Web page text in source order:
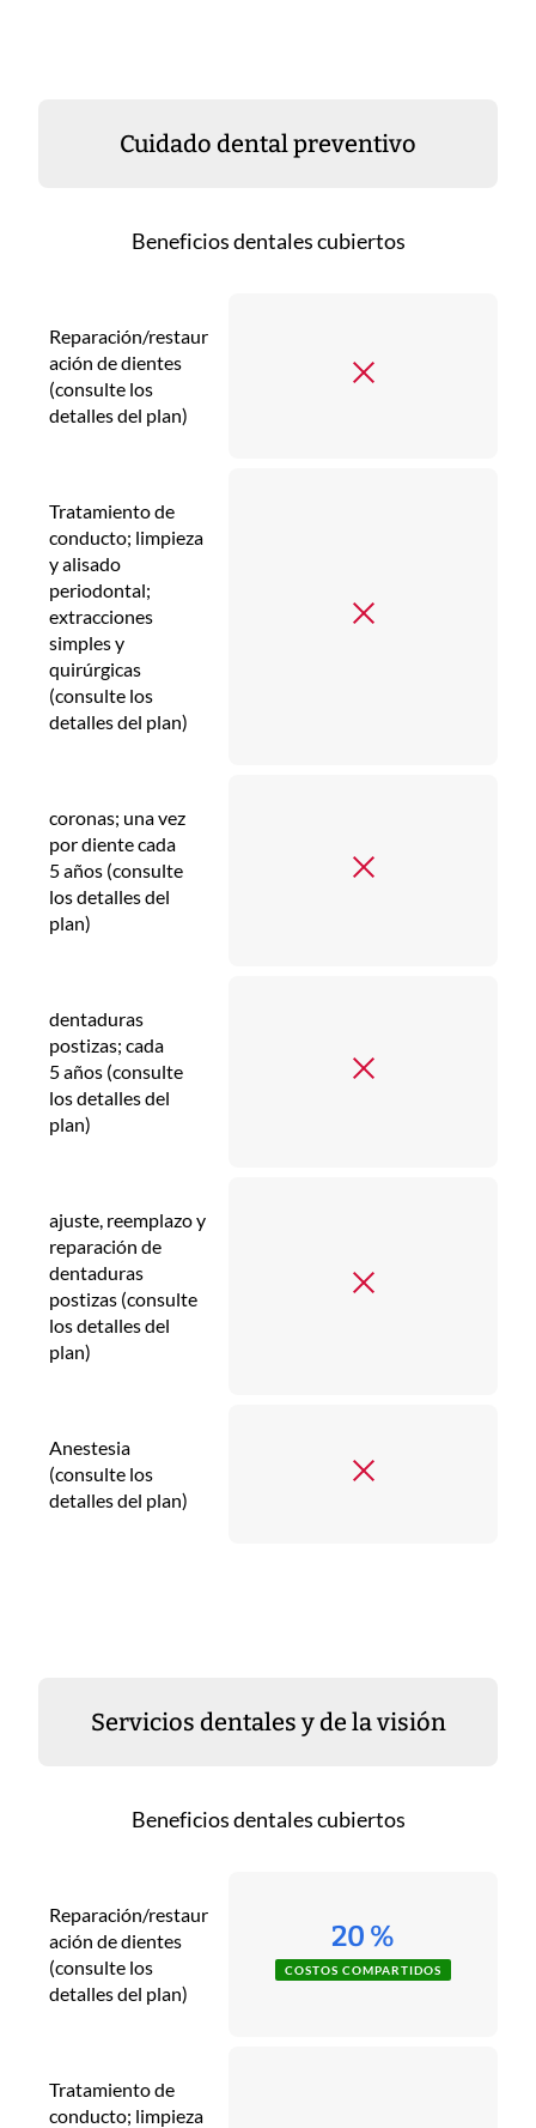
Cuidado dental preventivo
Beneficios dentales cubiertos
Reparación/restaur
ación de dientes
(consulte los
detalles del plan)
Tratamiento de
conducto; limpieza
y alisado
periodontal;
extracciones
simples y
quirúrgicas
(consulte los
detalles del plan)
coronas; una vez
por diente cada
5 años (consulte
los detalles del
plan)
dentaduras
postizas; cada
5 años (consulte
los detalles del
plan)
ajuste, reemplazo y
reparación de
dentaduras
postizas (consulte
los detalles del
plan)
Anestesia
(consulte los
detalles del plan)
Servicios dentales y de la visión
Beneficios dentales cubiertos
Reparación/restaur
ación de dientes
(consulte los
detalles del plan)
20 %
COSTOS COMPARTIDOS
Tratamiento de
conducto; limpieza